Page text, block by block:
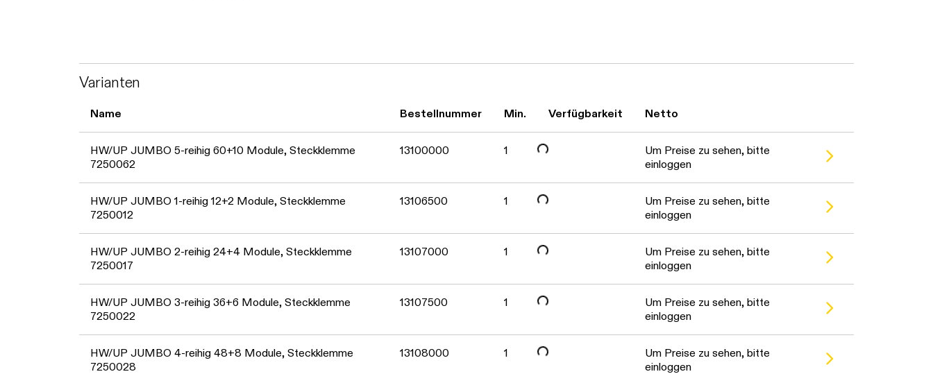
Varianten
Name Bestellnummer Min. Verfügbarkeit Netto
HW/UP JUMBO 5-reihig 60+10 Module, Steckklemme
7250062
13100000 1 Daten werden geladen. Bitte warten...
Um Preise zu sehen, bitte
einloggen
HW/UP JUMBO 1-reihig 12+2 Module, Steckklemme
7250012
13106500 1 Daten werden geladen. Bitte warten...
Um Preise zu sehen, bitte
einloggen
HW/UP JUMBO 2-reihig 24+4 Module, Steckklemme
7250017
13107000 1 Daten werden geladen. Bitte warten...
Um Preise zu sehen, bitte
einloggen
HW/UP JUMBO 3-reihig 36+6 Module, Steckklemme
7250022
13107500 1 Daten werden geladen. Bitte warten...
Um Preise zu sehen, bitte
einloggen
HW/UP JUMBO 4-reihig 48+8 Module, Steckklemme
7250028
13108000 1 Daten werden geladen. Bitte warten...
Um Preise zu sehen, bitte
einloggen